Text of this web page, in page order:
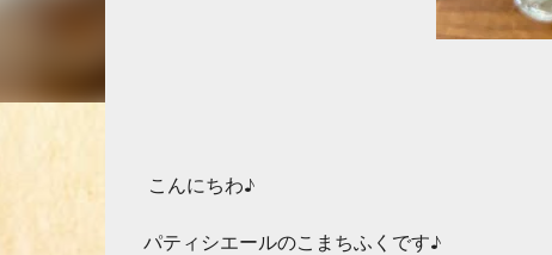
こんにちわ♪
パティシエールのこまちふくです♪